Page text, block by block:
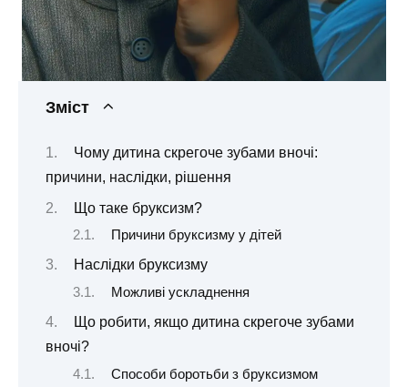
Зміст
Чому дитина скрегоче зубами вночі:
причини, наслідки, рішення
Що таке бруксизм?
Причини бруксизму у дітей
Наслідки бруксизму
Можливі ускладнення
Що робити, якщо дитина скрегоче зубами
вночі?
Способи боротьби з бруксизмом